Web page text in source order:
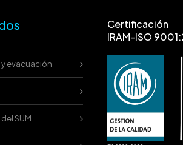
y evacuación
SUM
Certificación
IRAM-ISO